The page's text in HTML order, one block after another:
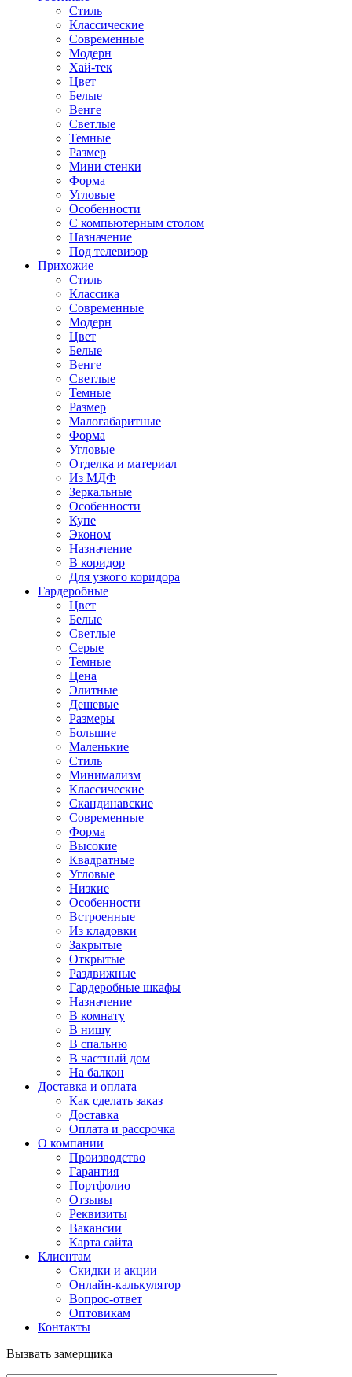
Стиль
Классические
Современные
Модерн
Хай-тек
Цвет
Белые
Венге
Светлые
Темные
Размер
Мини стенки
Форма
Угловые
Особенности
С компьютерным столом
Назначение
Под телевизор
Прихожие
Стиль
Классика
Современные
Модерн
Цвет
Белые
Венге
Светлые
Темные
Размер
Малогабаритные
Форма
Угловые
Отделка и материал
Из МДФ
Зеркальные
Особенности
Купе
Эконом
Назначение
В коридор
Для узкого коридора
Гардеробные
Цвет
Белые
Светлые
Серые
Темные
Цена
Элитные
Дешевые
Размеры
Большие
Маленькие
Стиль
Минимализм
Классические
Скандинавские
Современные
Форма
Высокие
Квадратные
Угловые
Низкие
Особенности
Встроенные
Из кладовки
Закрытые
Открытые
Раздвижные
Гардеробные шкафы
Назначение
В комнату
В нишу
В спальню
В частный дом
На балкон
Доставка и оплата
Как сделать заказ
Доставка
Оплата и рассрочка
О компании
Производство
Гарантия
Портфолио
Отзывы
Реквизиты
Вакансии
Карта сайта
Клиентам
Скидки и акции
Онлайн-калькулятор
Вопрос-ответ
Оптовикам
Контакты
Вызвать замерщика